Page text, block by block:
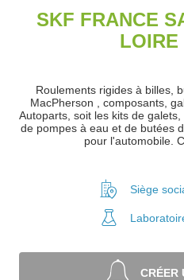
SKF FRANCE
LOIRE
Roulements rigides à billes,
MacPherson , composants,
Autoparts, soit les kits de
de pompes à eau et de butées
pour l'automobile.
Siège
CRÉER